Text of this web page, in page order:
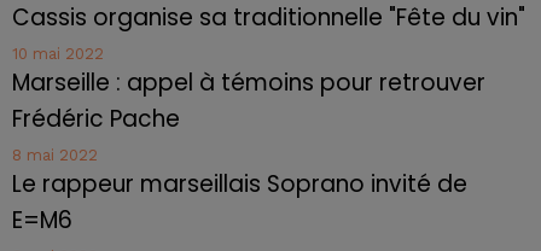
Cassis organise sa traditionnelle "Fête du vin"
10 mai 2022
Marseille : appel à témoins pour retrouver
Frédéric Pache
8 mai 2022
Le rappeur marseillais Soprano invité de
E=M6